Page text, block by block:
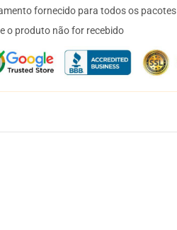
fornecido para todos os pacotes
o produto não for recebido